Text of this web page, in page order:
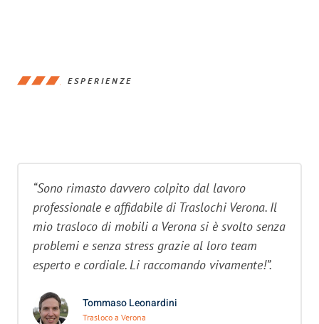
ESPERIENZE
“Sono rimasto davvero colpito dal lavoro
professionale e affidabile di Traslochi Verona. Il
mio trasloco di mobili a Verona si è svolto senza
problemi e senza stress grazie al loro team
esperto e cordiale. Li raccomando vivamente!”.
Tommaso Leonardini
Trasloco a Verona